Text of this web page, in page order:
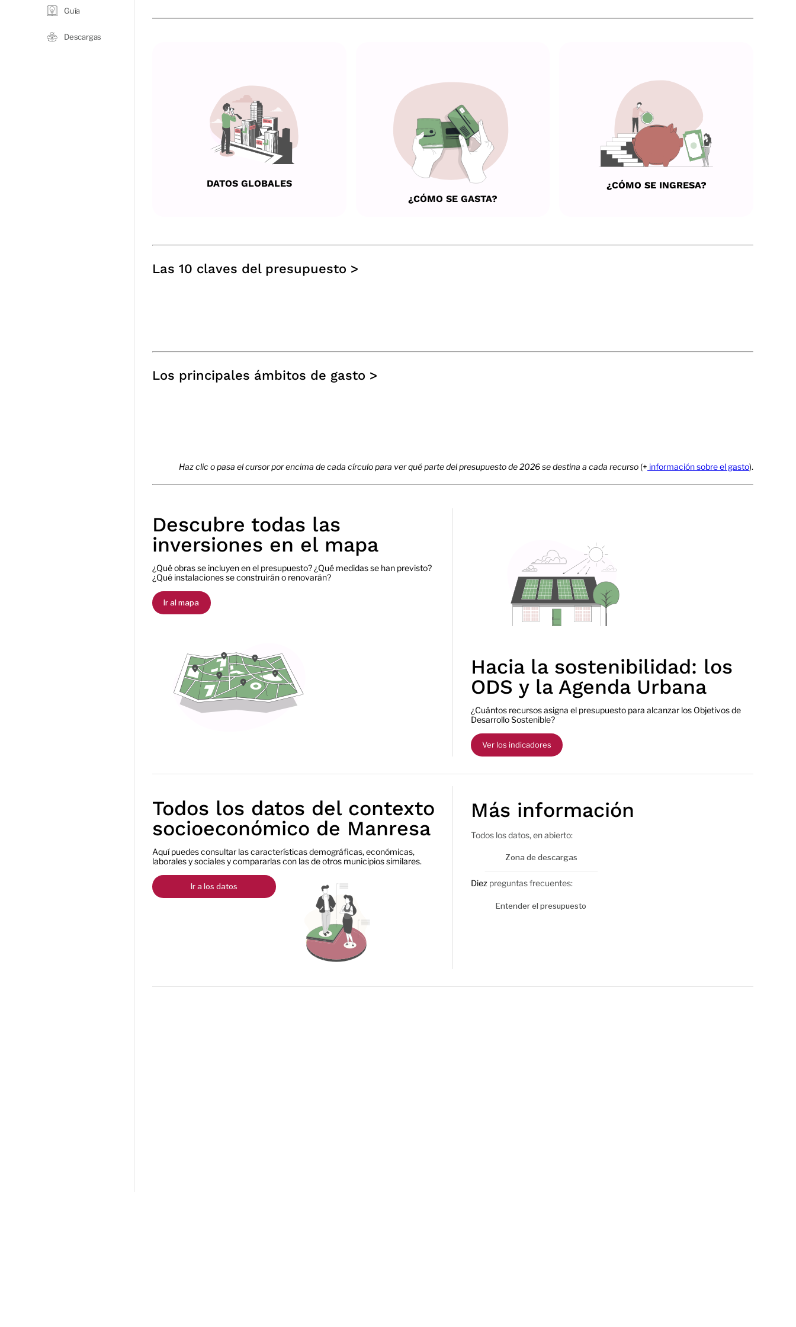
Guía
Descargas
DATOS GLOBALES
¿CÓMO SE GASTA?
¿CÓMO SE INGRESA?
Las 10 claves del presupuesto >
Los principales ámbitos de gasto >
Haz clic o pasa el cursor por encima de cada círculo para ver qué parte del presupuesto de 2026 se destina a cada recurso (+ información sobre el gasto).
Descubre todas las
inversiones en el mapa
¿Qué obras se incluyen en el presupuesto? ¿Qué medidas se han previsto?
¿Qué instalaciones se construirán o renovarán?
Ir al mapa
Hacia la sostenibilidad: los
ODS y la Agenda Urbana
¿Cuántos recursos asigna el presupuesto para alcanzar los Objetivos de
Desarrollo Sostenible?
Ver los indicadores
Todos los datos del contexto
socioeconómico de Manresa
Aquí puedes consultar las características demográficas, económicas,
laborales y sociales y compararlas con las de otros municipios similares.
Ir a los datos
Más información
Todos los datos, en abierto:
Zona de descargas
Diez preguntas frecuentes:
Entender el presupuesto